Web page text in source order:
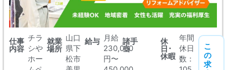
仕事
内容
チラ
シや
ホー
就業
場所
山口
県下
松市
給与 月給
230,000
円〜
諸手
当
休
日･
休暇
年間
休日
数：
こ
の
求